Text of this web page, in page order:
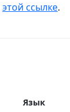
этой ссылке.
Язык